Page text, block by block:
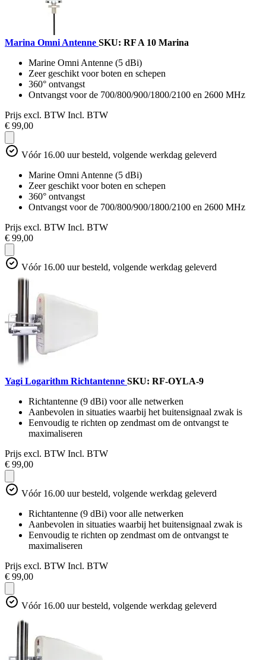
Marina Omni Antenne SKU: RF A 10 Marina
Marine Omni Antenne (5 dBi)
Zeer geschikt voor boten en schepen
360° ontvangst
Ontvangst voor de 700/800/900/1800/2100 en 2600 MHz
Prijs excl. BTW Incl. BTW
€ 99,00
Vóór 16.00 uur besteld, volgende werkdag geleverd
Marine Omni Antenne (5 dBi)
Zeer geschikt voor boten en schepen
360° ontvangst
Ontvangst voor de 700/800/900/1800/2100 en 2600 MHz
Prijs excl. BTW Incl. BTW
€ 99,00
Vóór 16.00 uur besteld, volgende werkdag geleverd
Yagi Logarithm Richtantenne SKU: RF-OYLA-9
Richtantenne (9 dBi) voor alle netwerken
Aanbevolen in situaties waarbij het buitensignaal zwak is
Eenvoudig te richten op zendmast om de ontvangst te
maximaliseren
Prijs excl. BTW Incl. BTW
€ 99,00
Vóór 16.00 uur besteld, volgende werkdag geleverd
Richtantenne (9 dBi) voor alle netwerken
Aanbevolen in situaties waarbij het buitensignaal zwak is
Eenvoudig te richten op zendmast om de ontvangst te
maximaliseren
Prijs excl. BTW Incl. BTW
€ 99,00
Vóór 16.00 uur besteld, volgende werkdag geleverd